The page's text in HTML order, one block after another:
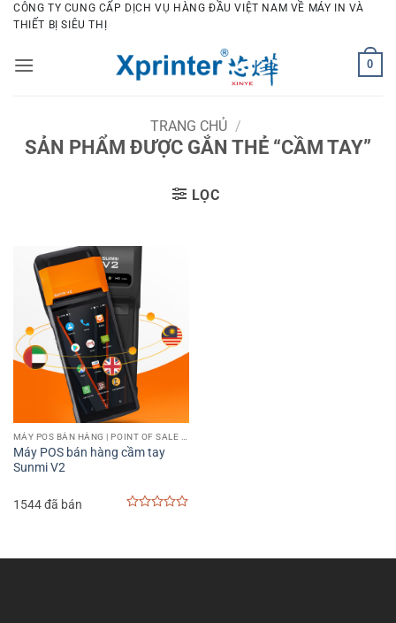
Bỏ
qua
dung
CÔNG TY CUNG CẤP DỊCH VỤ HÀNG ĐẦU VIỆT NAM VỀ MÁY IN VÀ
THIẾT BỊ SIÊU THỊ
0
TRANG CHỦ /
SẢN PHẨM ĐƯỢC GẮN THẺ “CẦM TAY”
LỌC
Máy POS bán hàng cầm tay
Sunmi V2
1544 đã bán
5